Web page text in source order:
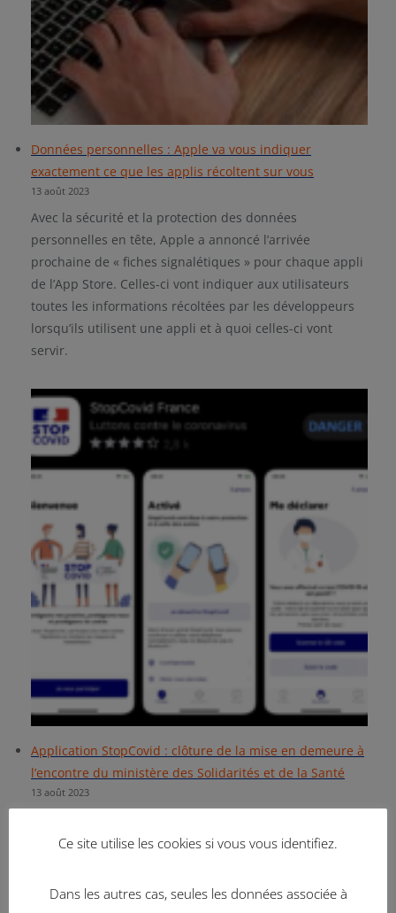
Données personnelles : Apple va vous indiquer
exactement ce que les applis récoltent sur vous
13 août 2023
Avec la sécurité et la protection des données
personnelles en tête, Apple a annoncé l’arrivée
prochaine de « fiches signalétiques » pour chaque appli
de l’App Store. Celles-ci vont indiquer aux utilisateurs
toutes les informations récoltées par les développeurs
lorsqu’ils utilisent une appli et à quoi celles-ci vont
servir.
Application StopCovid : clôture de la mise en demeure à
l’encontre du ministère des Solidarités et de la Santé
13 août 2023
CNIL a décidé de procéder à la clôture de la mise en
Solidarités et de la Santé.
Ce site utilise les cookies si vous vous identifiez.
Dans les autres cas, seules les données associée à